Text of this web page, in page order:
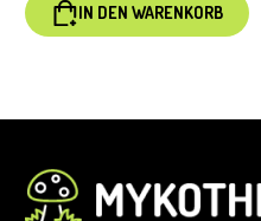
IN DEN WARENKORB